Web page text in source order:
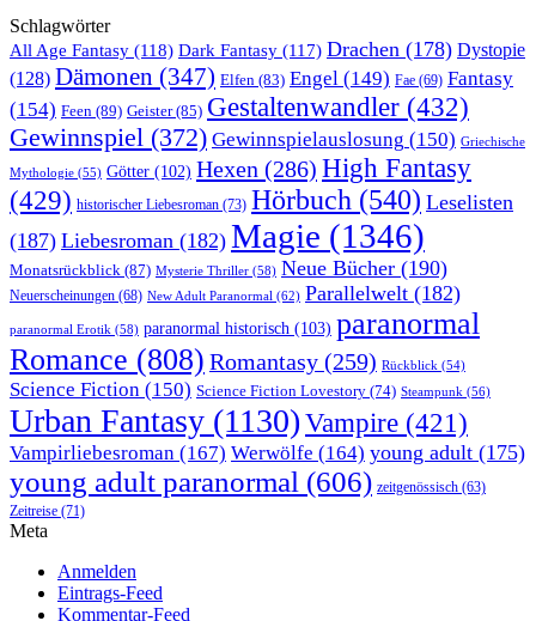
Schlagwörter
All Age Fantasy (118) Dark Fantasy (117) Drachen (178) Dystopie
(128) Dämonen (347) Elfen (83) Engel (149) Fae (69) Fantasy
(154) Feen (89) Geister(85) Gestaltenwandler (432)
Gewinnspiel (372) Gewinnspielauslosung (150) Griechische
Mythologie (55) Götter (102) Hexen (286) High Fantasy
(429) historischer Liebesroman (73) Hörbuch (540) Leselisten
(187) Liebesroman (182) Magie (1346)
Monatsrückblick (87) Mysterie Thriller (58) Neue Bücher (190)
Neuerscheinungen (68) New Adult Paranormal (62) Parallelwelt (182)
paranormal Erotik (58) paranormal historisch (103) paranormal
Romance (808) Romantasy (259) Rückblick (54)
Science Fiction (150) Science Fiction Lovestory (74) Steampunk (56)
Urban Fantasy (1130) Vampire (421)
Vampirliebesroman (167) Werwölfe (164) young adult (175)
young adult paranormal (606) zeitgenössisch (63)
Zeitreise (71)
Meta
Anmelden
Eintrags-Feed
Kommentar-Feed